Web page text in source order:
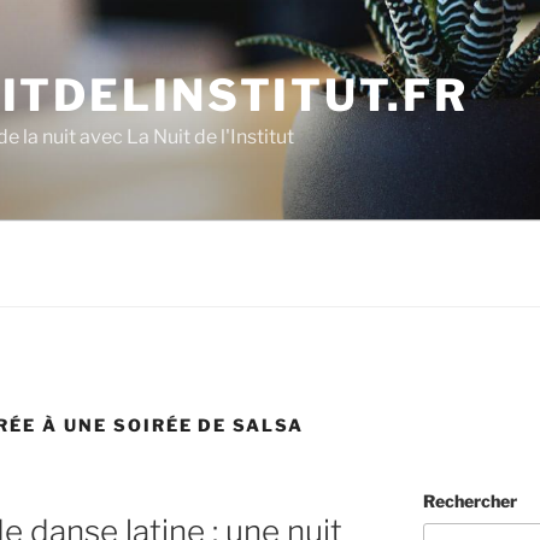
la nuit avec La Nuit de l'Institut
À UNE SOIRÉE DE SALSA
danse latine : une nuit
Rechercher